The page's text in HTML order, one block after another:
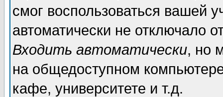
смог воспользоваться вашей
автоматически не отключало
Входить автоматически, но
на общедоступном
кафе, университете и т.д.